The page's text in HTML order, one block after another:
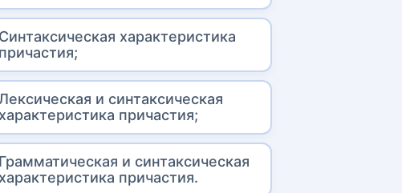
Синтаксическая характеристика
причастия;
и синтаксическая
характеристика причастия;
Грамматическая и синтаксическая
характеристика причастия.